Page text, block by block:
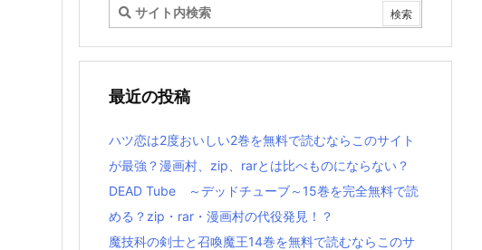
最近の投稿
ハツ恋は2度おいしい2巻を無料で読むならこのサイト
が最強？漫画村、zip、rarとは比べものにならない？
DEAD Tube ～デッドチューブ～15巻を完全無料で読
める？zip・rar・漫画村の代役発見！？
魔技科の剣士と召喚魔王14巻を無料で読むならこのサ